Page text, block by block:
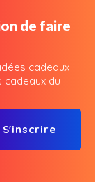
de faire
cadeaux
du
S'inscrire